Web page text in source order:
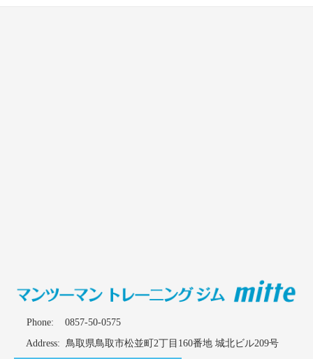
Phone:
0857-50-0575
Address: 鳥取県鳥取市松並町2丁目160番地 城北ビル209号